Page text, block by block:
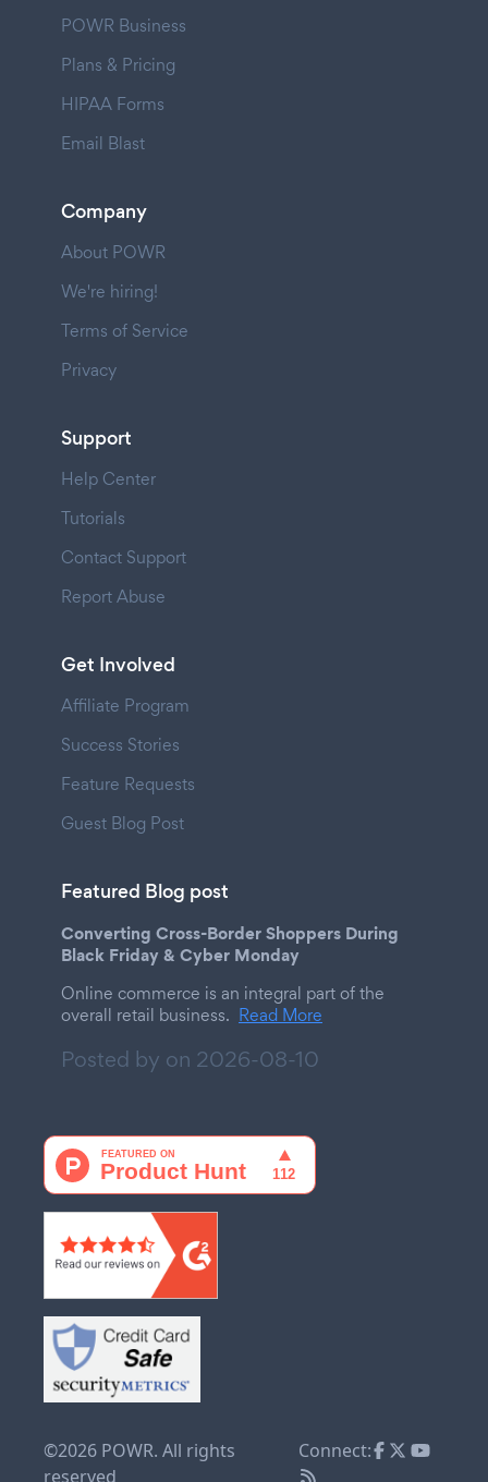
POWR Business
Plans & Pricing
HIPAA Forms
Email Blast
Company
About POWR
We're hiring!
Terms of Service
Privacy
Support
Help Center
Tutorials
Contact Support
Report Abuse
Get Involved
Affiliate Program
Success Stories
Feature Requests
Guest Blog Post
Featured Blog post
Converting Cross-Border Shoppers During
Black Friday & Cyber Monday
Online commerce is an integral part of the
overall retail business. Read More
Posted by on 2026-08-10
©2026 POWR. All rights
reserved
Connect: